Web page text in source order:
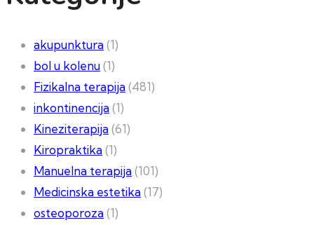
akupunktura(1)
bol u kolenu(1)
Fizikalna terapija(481)
inkontinencija(1)
Kineziterapija(61)
Kiropraktika(1)
Manuelna terapija(101)
Medicinska estetika(17)
osteoporoza(1)